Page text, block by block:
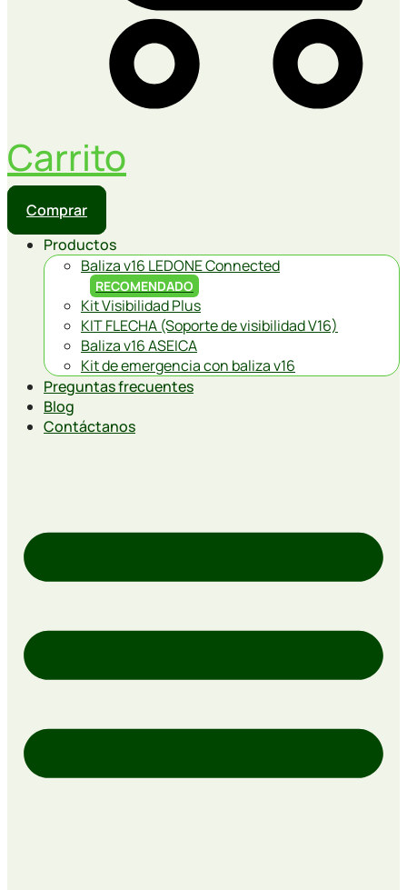
Carrito
Comprar
Productos
Baliza v16 LEDONE Connected
RECOMENDADO
Kit Visibilidad Plus
KIT FLECHA (Soporte de visibilidad V16)
Baliza v16 ASEICA
Kit de emergencia con baliza v16
Preguntas frecuentes
Blog
Contáctanos